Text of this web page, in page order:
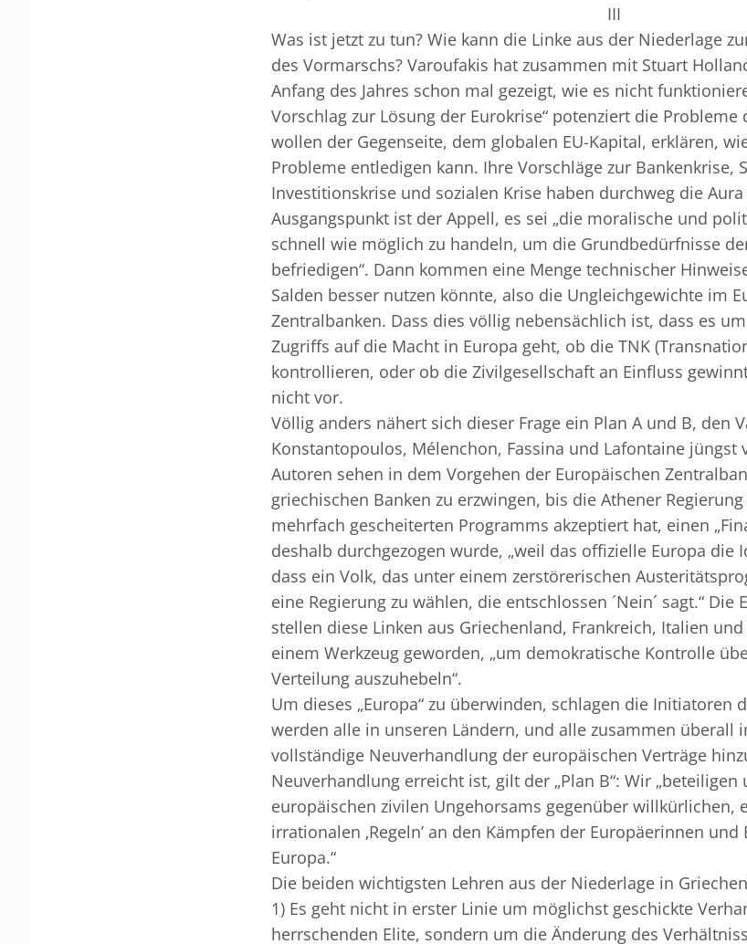
III
Was ist jetzt zu tun? Wie kann die Linke aus der Niederlage
des Vormarschs? Varoufakis hat zusammen mit Stuart
Anfang des Jahres schon mal gezeigt, wie es nicht
Vorschlag zur Lösung der Eurokrise“ potenziert die Probleme
wollen der Gegenseite, dem globalen EU-Kapital, erklären,
Probleme entledigen kann. Ihre Vorschläge zur Bankenkrise,
Investitionskrise und sozialen Krise haben durchweg die
Ausgangspunkt ist der Appell, es sei „die moralische und
schnell wie möglich zu handeln, um die Grundbedürfnisse
befriedigen“. Dann kommen eine Menge technischer
Salden besser nutzen könnte, also die Ungleichgewichte im
Zentralbanken. Dass dies völlig nebensächlich ist, dass es
Zugriffs auf die Macht in Europa geht, ob die TNK
kontrollieren, oder ob die Zivilgesellschaft an Einfluss
nicht vor.
Völlig anders nähert sich dieser Frage ein Plan A und B, den
Konstantopoulos, Mélenchon, Fassina und Lafontaine jüngst
Autoren sehen in dem Vorgehen der Europäischen
griechischen Banken zu erzwingen, bis die Athener
mehrfach gescheiterten Programms akzeptiert hat, einen
deshalb durchgezogen wurde, „weil das offizielle Europa die
dass ein Volk, das unter einem zerstörerischen
eine Regierung zu wählen, die entschlossen ´Nein´ sagt.“ Die
stellen diese Linken aus Griechenland, Frankreich, Italien
einem Werkzeug geworden, „um demokratische Kontrolle
Verteilung auszuhebeln“.
Um dieses „Europa“ zu überwinden, schlagen die Initiatoren
werden alle in unseren Ländern, und alle zusammen überall
vollständige Neuverhandlung der europäischen Verträge
Neuverhandlung erreicht ist, gilt der „Plan B“: Wir
europäischen zivilen Ungehorsams gegenüber willkürlichen,
irrationalen ‚Regeln’ an den Kämpfen der Europäerinnen
Europa.“
Die beiden wichtigsten Lehren aus der Niederlage in
1) Es geht nicht in erster Linie um möglichst geschickte
herrschenden Elite, sondern um die Änderung des